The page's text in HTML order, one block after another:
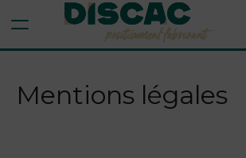
Aller au menu
Aller au contenu
Mentions légales